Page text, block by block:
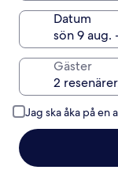
Datum
Gäster
Jag ska åka på en